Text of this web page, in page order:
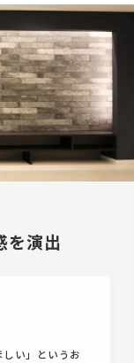
を演出
しい」というお